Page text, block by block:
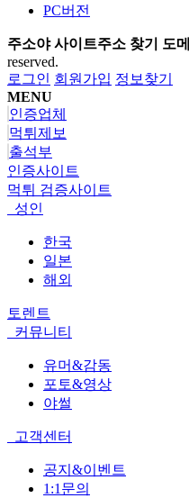
PC버전
주소야 사이트주소 찾기 도
reserved.
로그인 회원가입 정보찾기
MENU
인증업체
먹튀제보
출석부
인증사이트
먹튀 검증사이트
성인
한국
일본
해외
토렌트
커뮤니티
유머&감동
포토&영상
야썰
고객센터
공지&이벤트
1:1문의